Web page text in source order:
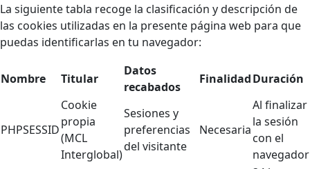
La siguiente tabla recoge la clasificación y descripción de
las cookies utilizadas en la presente página web para que
puedas identificarlas en tu navegador:
Nombre Titular
Datos
recabados
FinalidadDuración
PHPSESSID
Cookie
propia
(MCL
Interglobal)
Sesiones y
preferencias
del visitante
Necesaria
Al finalizar
la sesión
con el
navegador